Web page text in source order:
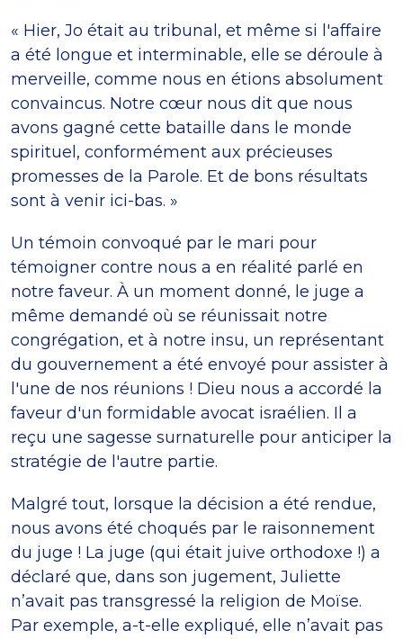
« Hier, Jo était au tribunal, et même si l'affaire
a été longue et interminable, elle se déroule à
merveille, comme nous en étions absolument
convaincus. Notre cœur nous dit que nous
avons gagné cette bataille dans le monde
spirituel, conformément aux précieuses
promesses de la Parole. Et de bons résultats
sont à venir ici-bas. »
Un témoin convoqué par le mari pour
témoigner contre nous a en réalité parlé en
notre faveur. À un moment donné, le juge a
même demandé où se réunissait notre
congrégation, et à notre insu, un représentant
du gouvernement a été envoyé pour assister à
l'une de nos réunions ! Dieu nous a accordé la
faveur d'un formidable avocat israélien. Il a
reçu une sagesse surnaturelle pour anticiper la
stratégie de l'autre partie.
Malgré tout, lorsque la décision a été rendue,
nous avons été choqués par le raisonnement
du juge ! La juge (qui était juive orthodoxe !) a
déclaré que, dans son jugement, Juliette
n’avait pas transgressé la religion de Moïse.
Par exemple, a-t-elle expliqué, elle n’avait pas